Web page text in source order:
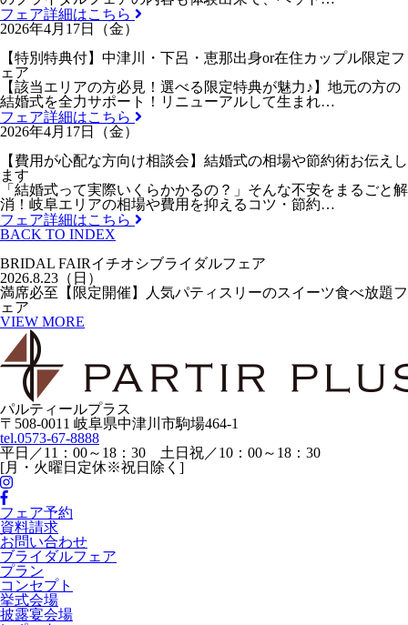
フェア詳細はこちら
2026年4月17日（金）
【特別特典付】中津川・下呂・恵那出身or在住カップル限定フ
ェア
【該当エリアの方必見！選べる限定特典が魅力♪】地元の方の
結婚式を全力サポート！リニューアルして生まれ…
フェア詳細はこちら
2026年4月17日（金）
【費用が心配な方向け相談会】結婚式の相場や節約術お伝えし
ます
「結婚式って実際いくらかかるの？」そんな不安をまるごと解
消！岐阜エリアの相場や費用を抑えるコツ・節約…
フェア詳細はこちら
BACK TO INDEX
BRIDAL FAIRイチオシブライダルフェア
2026.8.23（日）
満席必至【限定開催】人気パティスリーのスイーツ食べ放題フ
ェア
VIEW MORE
パルティールプラス
〒508-0011 岐阜県中津川市駒場464-1
tel.0573-67-8888
平日／11：00～18：30 土日祝／10：00～18：30
[月・火曜日定休※祝日除く]
フェア予約
資料請求
お問い合わせ
ブライダルフェア
プラン
コンセプト
挙式会場
披露宴会場